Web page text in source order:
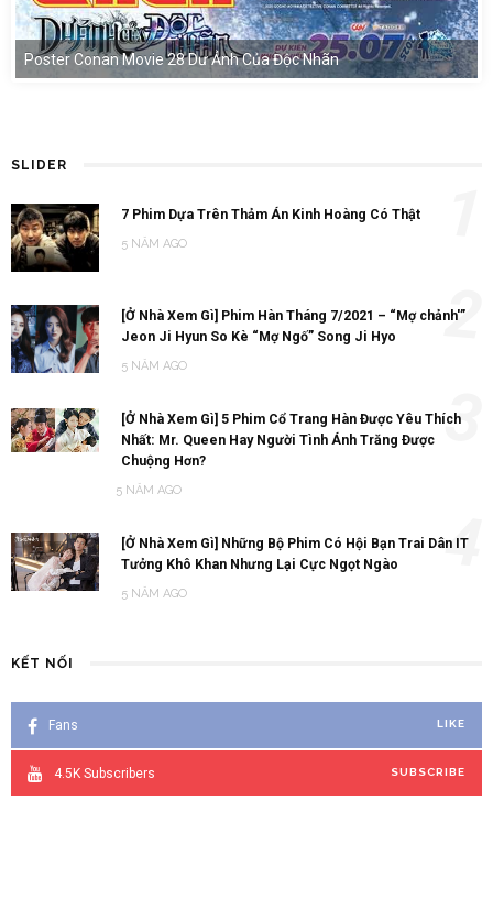
Poster Conan Movie 28 Dư Ảnh Của Độc Nhãn
SLIDER
7 Phim Dựa Trên Thảm Án Kinh Hoàng Có Thật
5 NĂM AGO
[Ở Nhà Xem Gì] Phim Hàn Tháng 7/2021 – “Mợ chảnh'”
Jeon Ji Hyun So Kè “Mợ Ngố” Song Ji Hyo
5 NĂM AGO
2
[Ở Nhà Xem Gì] 5 Phim Cổ Trang Hàn Được Yêu Thích
Nhất: Mr. Queen Hay Người Tình Ánh Trăng Được
Chuộng Hơn?
5 NĂM AGO
3
[Ở Nhà Xem Gì] Những Bộ Phim Có Hội Bạn Trai Dân IT
Tưởng Khô Khan Nhưng Lại Cực Ngọt Ngào
5 NĂM AGO
4
KẾT NỐI
Fans LIKE
4.5K Subscribers SUBSCRIBE